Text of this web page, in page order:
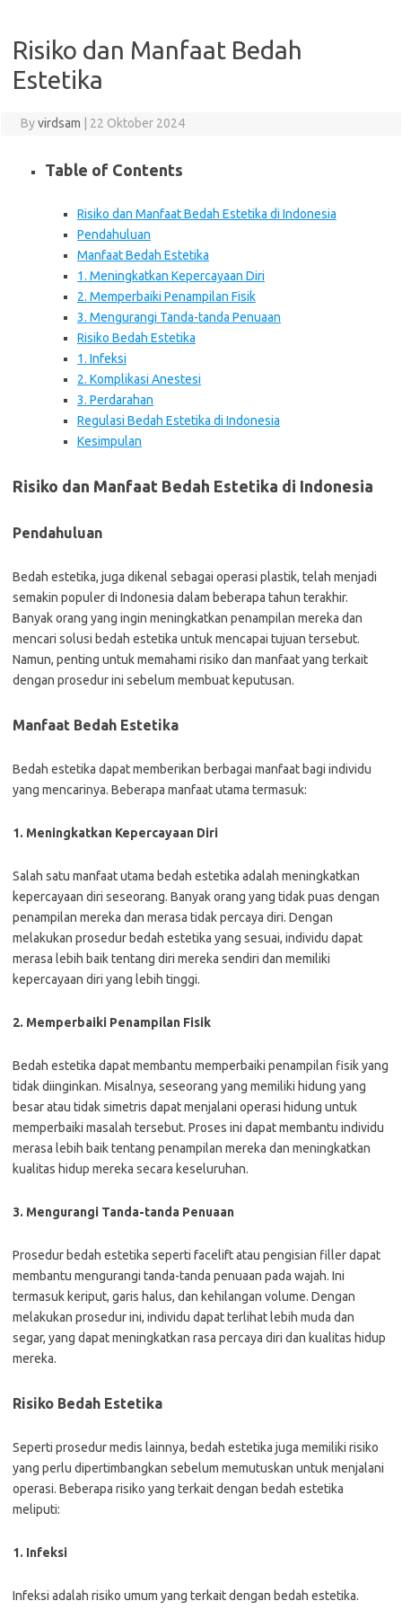
Risiko dan Manfaat Bedah
Estetika
Byvirdsam 22 Oktober 2024
Table of Contents
Risiko dan Manfaat Bedah Estetika di Indonesia
Pendahuluan
Manfaat Bedah Estetika
1. Meningkatkan Kepercayaan Diri
2. Memperbaiki Penampilan Fisik
3. Mengurangi Tanda-tanda Penuaan
Risiko Bedah Estetika
1. Infeksi
2. Komplikasi Anestesi
3. Perdarahan
Regulasi Bedah Estetika di Indonesia
Kesimpulan
Risiko dan Manfaat Bedah Estetika di Indonesia
Pendahuluan
Bedah estetika, juga dikenal sebagai operasi plastik, telah menjadi
semakin populer di Indonesia dalam beberapa tahun terakhir.
Banyak orang yang ingin meningkatkan penampilan mereka dan
mencari solusi bedah estetika untuk mencapai tujuan tersebut.
Namun, penting untuk memahami risiko dan manfaat yang terkait
dengan prosedur ini sebelum membuat keputusan.
Manfaat Bedah Estetika
Bedah estetika dapat memberikan berbagai manfaat bagi individu
yang mencarinya. Beberapa manfaat utama termasuk:
1. Meningkatkan Kepercayaan Diri
Salah satu manfaat utama bedah estetika adalah meningkatkan
kepercayaan diri seseorang. Banyak orang yang tidak puas dengan
penampilan mereka dan merasa tidak percaya diri. Dengan
melakukan prosedur bedah estetika yang sesuai, individu dapat
merasa lebih baik tentang diri mereka sendiri dan memiliki
kepercayaan diri yang lebih tinggi.
2. Memperbaiki Penampilan Fisik
Bedah estetika dapat membantu memperbaiki penampilan fisik yang
tidak diinginkan. Misalnya, seseorang yang memiliki hidung yang
besar atau tidak simetris dapat menjalani operasi hidung untuk
memperbaiki masalah tersebut. Proses ini dapat membantu individu
merasa lebih baik tentang penampilan mereka dan meningkatkan
kualitas hidup mereka secara keseluruhan.
3. Mengurangi Tanda-tanda Penuaan
Prosedur bedah estetika seperti facelift atau pengisian filler dapat
membantu mengurangi tanda-tanda penuaan pada wajah. Ini
termasuk keriput, garis halus, dan kehilangan volume. Dengan
melakukan prosedur ini, individu dapat terlihat lebih muda dan
segar, yang dapat meningkatkan rasa percaya diri dan kualitas hidup
mereka.
Risiko Bedah Estetika
Seperti prosedur medis lainnya, bedah estetika juga memiliki risiko
yang perlu dipertimbangkan sebelum memutuskan untuk menjalani
operasi. Beberapa risiko yang terkait dengan bedah estetika
meliputi:
1. Infeksi
Infeksi adalah risiko umum yang terkait dengan bedah estetika.